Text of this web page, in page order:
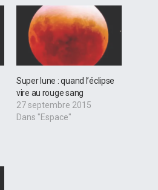
Super lune : quand l’éclipse
vire au rouge sang
27 septembre 2015
Dans "Espace"